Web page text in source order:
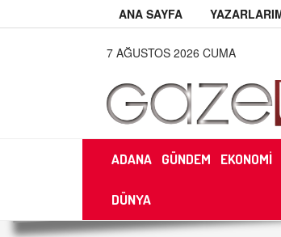
ANA SAYFA
7 AĞUSTOS 2026 CUMA
ADANA GÜNDEM EKONOMİ
DÜNYA